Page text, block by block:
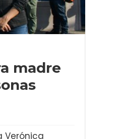
madre
Verónica